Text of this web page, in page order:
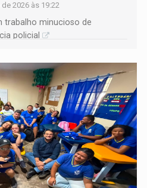
2026 às 19:22
trabalho minucioso de
policial